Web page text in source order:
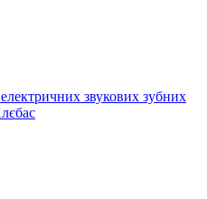
звукових зубних